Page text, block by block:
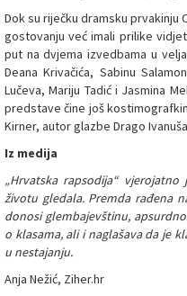
Dok su riječku dramsku prvakinju
gostovanju već imali prilike
put na dvjema izvedbama u
Deana Krivačića, Sabinu
Lučeva, Mariju Tadić i Jasmina
predstave čine još
Kirner, autor glazbe Drago
Iz medija
„Hrvatska rapsodija“
životu gledala. Premda rađena
donosi glembajevštinu,
o klasama, ali i naglašava da je
u nestajanju.
Anja Nežić, Ziher.hr